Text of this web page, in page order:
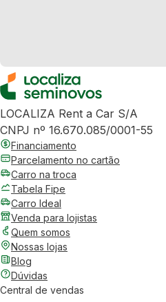
LOCALIZA Rent a Car S/A
CNPJ nº 16.670.085/0001-55
Financiamento
Parcelamento no cartão
Carro na troca
Tabela Fipe
Carro Ideal
Venda para lojistas
Quem somos
Nossas lojas
Blog
Dúvidas
Central de vendas